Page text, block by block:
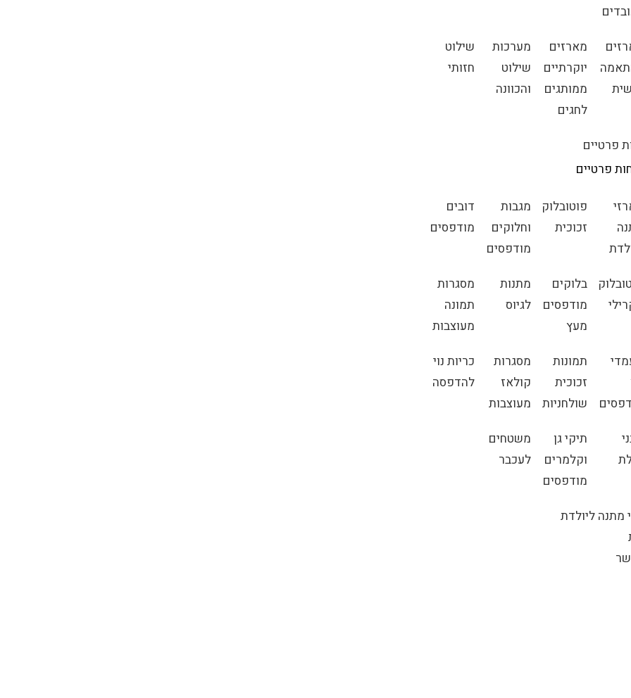
מארזים
יוקרתיים
ממותגים
לחגים
מערכות
שילוט
והכוונה
שילוט
חזותי
פרטיים
פרטיים
פוטובלוק
זכוכית
מגבות
וחלוקים
מודפסים
דובים
מודפסים
בלוקים
מודפסים
מעץ
מתנות
לגיוס
מסגרות
תמונה
מעוצבות
תמונות
זכוכית
שולחניות
מסגרות
קולאז
מעוצבות
כריות נוי
להדפסה
תיקי גן
וקלמרים
מודפסים
משטחים
לעכבר
מתנה ליולדת